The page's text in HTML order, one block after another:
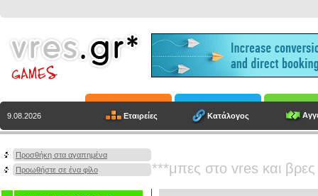
9.08.2026 Εταιρείες Κατάλογος
Προσθήκη στα αγαπημένα
Προωθήστε σε ένα φίλο
***μπες στο vres και